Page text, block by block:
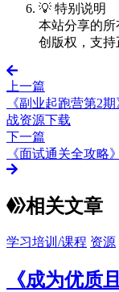
💡 特别说明
本站分享的
创版权，支持
上一篇
《副业起跑营第2
战资源下载
下一篇
《面试通关全攻略
相关文章
学习培训/课程 资源
《成为优质